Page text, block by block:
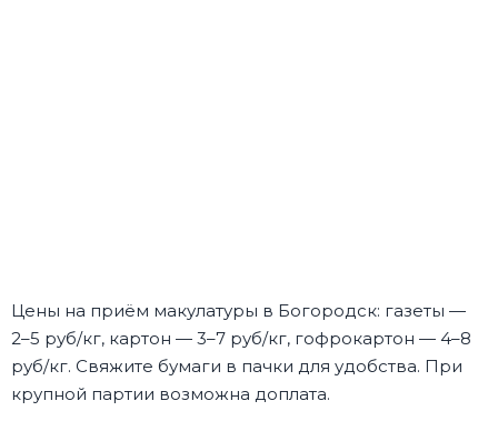
Цены на приём макулатуры в Богородск: газеты —
2–5 руб/кг, картон — 3–7 руб/кг, гофрокартон — 4–8
руб/кг. Свяжите бумаги в пачки для удобства. При
крупной партии возможна доплата.